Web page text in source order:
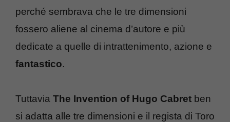
perché sembrava che le tre dimensioni
fossero aliene al cinema d’autore e più
dedicate a quelle di intrattenimento, azione e
fantastico.
Tuttavia The Invention of Hugo Cabret ben
si adatta alle tre dimensioni e il regista di Toro